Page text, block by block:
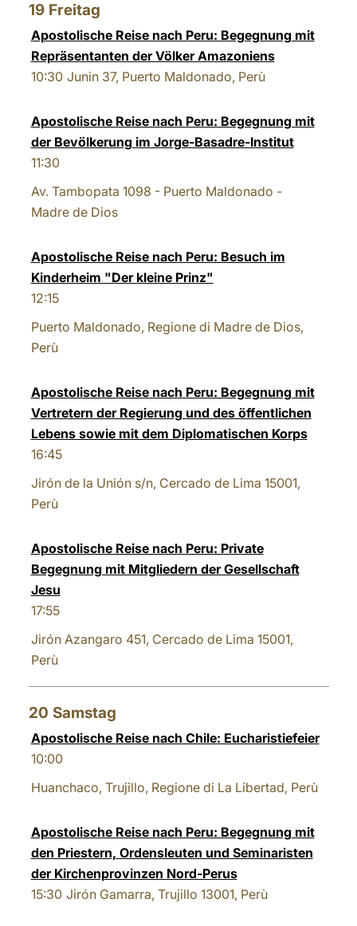
19 Freitag
Apostolische Reise nach Peru: Begegnung mit
Repräsentanten der Völker Amazoniens
10:30 Junin 37, Puerto Maldonado, Perù
Apostolische Reise nach Peru: Begegnung mit
der Bevölkerung im Jorge-Basadre-Institut
11:30
Av. Tambopata 1098 - Puerto Maldonado -
Madre de Dios
Apostolische Reise nach Peru: Besuch im
Kinderheim "Der kleine Prinz"
12:15
Puerto Maldonado, Regione di Madre de Dios,
Perù
Apostolische Reise nach Peru: Begegnung mit
Vertretern der Regierung und des öffentlichen
Lebens sowie mit dem Diplomatischen Korps
16:45
Jirón de la Unión s/n, Cercado de Lima 15001,
Perù
Apostolische Reise nach Peru: Private
Begegnung mit Mitgliedern der Gesellschaft
Jesu
17:55
Jirón Azangaro 451, Cercado de Lima 15001,
Perù
20 Samstag
Apostolische Reise nach Chile: Eucharistiefeier
10:00
Huanchaco, Trujillo, Regione di La Libertad, Perù
Apostolische Reise nach Peru: Begegnung mit
den Priestern, Ordensleuten und Seminaristen
der Kirchenprovinzen Nord-Perus
15:30 Jirón Gamarra, Trujillo 13001, Perù